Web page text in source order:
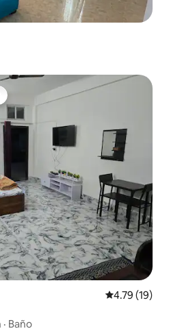
Calificación
4.79 (19)
· Baño